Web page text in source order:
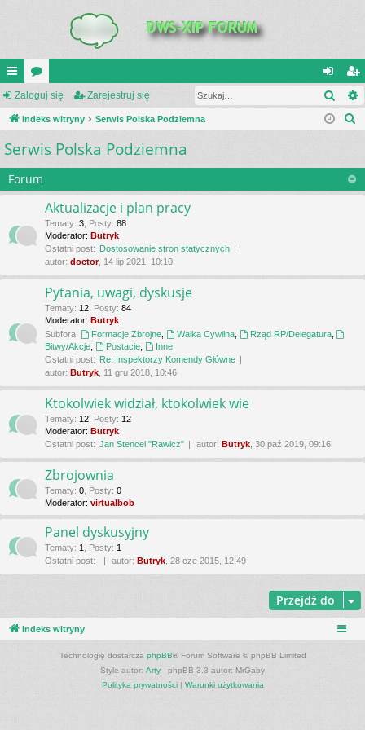
UI
C
K
_L
IN
S
or
a
al
og
si
ę
ar
ej
tru
j
Zaloguj się Zarejestruj się
Indeks witryny Serwis Polska Podziemna
a
Serwis Polska Podziemna
Forum
Aktualizacje i plan pracy
Tematy: 3 Posty: 88
Moderator: Butryk
Ostatni post: Dostosowanie stron statycznych
autor: doctor, 14 lip 2021, 10:10
Pytania, uwagi, dyskusje
Tematy: 12 Posty: 84
Moderator: Butryk
Subfora:
Formacje Zbrojne, Walka Cywilna, Rząd RP/Delegatura,
Bitwy/Akcje
Postacie,
Inne
Ostatni post: Re: Inspektorzy Komendy Główne
autor: Butryk , 11 gru 2018, 10:46
Ktokolwiek widział, ktokolwiek wie
Tematy: 12 Posty: 12
Moderator: Butryk
Ostatni post: Jan Stencel "Rawicz" autor: Butryk , 30 paź 2019, 09:16
Zbrojownia
Tematy: 0 Posty: 0
Moderator: virtualbob
Panel dyskusyjny
Tematy: 1 Posty: 1
Ostatni post:
autor: Butryk , 28 cze 2015, 12:49
Przejdź do
Indeks witryny
Technologię dostarcza phpBB® Forum Software © phpBB Limited
Style autor: Arty - phpBB 3.3 autor: MrGaby
Polityka prywatności| Warunki użytkowania